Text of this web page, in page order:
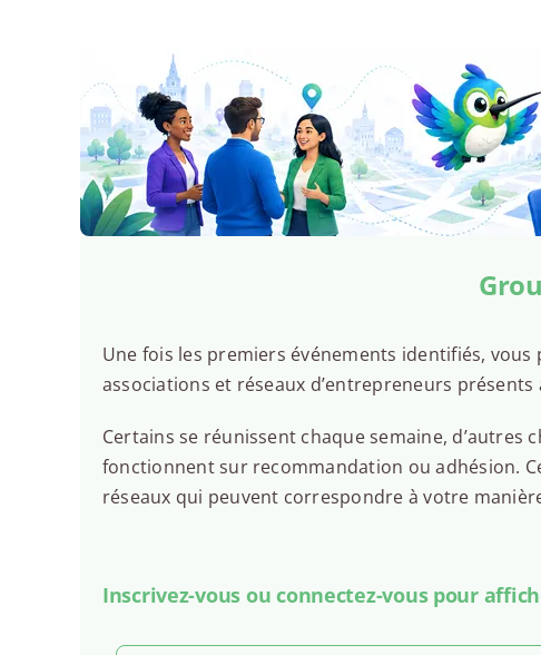
Une fois les premiers événements identifiés,
associations et réseaux d’entrepreneurs présents
Certains se réunissent chaque semaine, d’autres
fonctionnent sur recommandation ou adhésion.
réseaux qui peuvent correspondre à votre
Inscrivez-vous ou connectez-vous pour